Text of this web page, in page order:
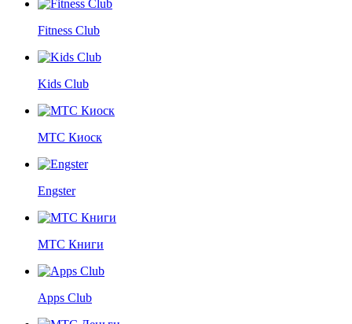
Fitness Club
Kids Club
МТС Киоск
Engster
МТС Книги
Apps Club